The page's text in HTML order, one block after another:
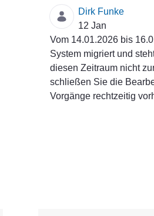
Dirk Funke
12 Jan
Vom 14.01.2026 bis
System migriert und
diesen Zeitraum nicht
schließen Sie die
Vorgänge rechtzeitig